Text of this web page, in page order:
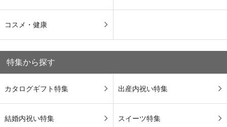
コスメ・健康
特集から探す
カタログギフト特集 出産内祝い特集
結婚内祝い特集 スイーツ特集